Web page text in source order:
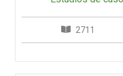
2711